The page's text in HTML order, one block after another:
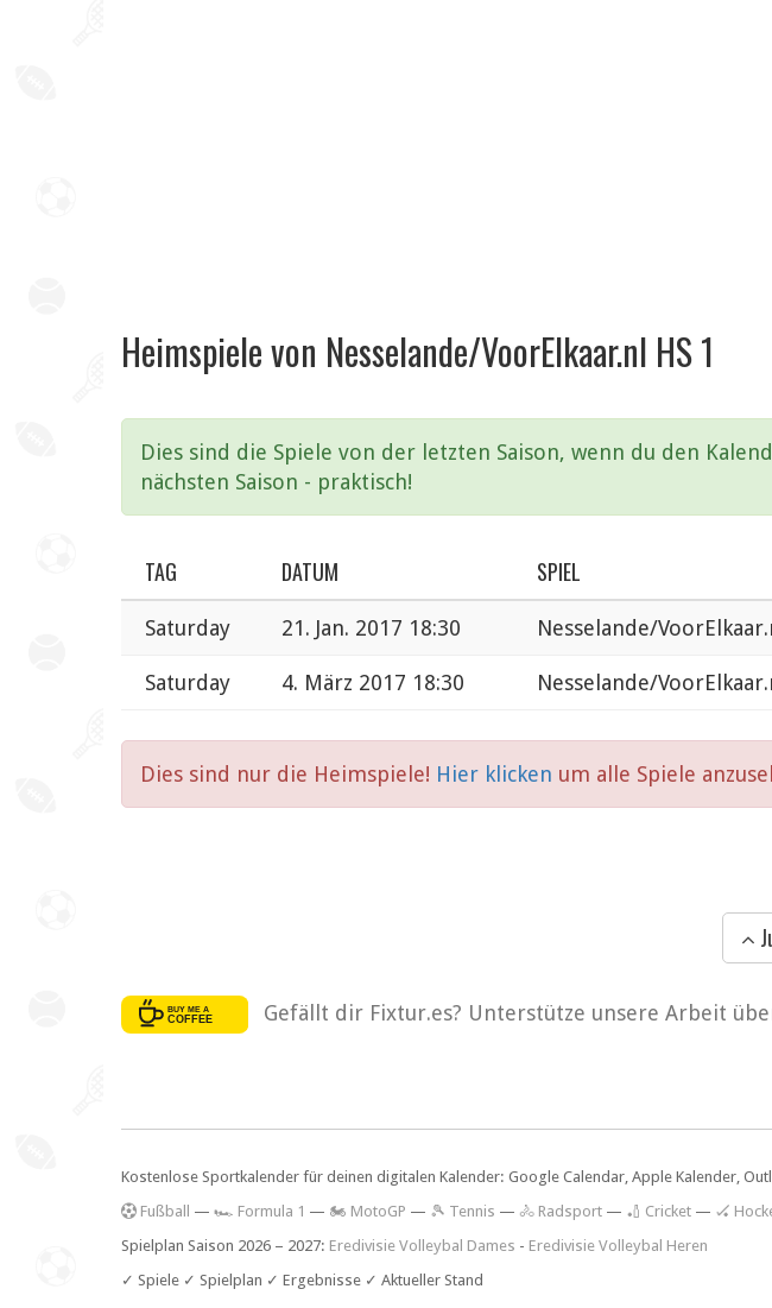
Heimspiele von Nesselande/VoorElkaar.nl HS 1
Dies sind die Spiele von der letzten Saison, wenn du den
nächsten Saison - praktisch!
TAG DATUM SPIEL
Saturday 21. Jan. 2017 18:30 Nesselande/
Saturday 4. März 2017 18:30 Nesselande/
Dies sind nur die Heimspiele! Hier klicken um alle Spiele
Gefällt dir Fixtur.es? Unterstütze unsere Arbeit
Kostenlose Sportkalender für deinen digitalen Kalender: Google Calendar, Apple Kalender,
Fußball — 🏎️ Formula 1 — 🏍 MotoGP — 🎾 Tennis — 🚴 Radsport — 🏏 Cricket — 🏑
Spielplan Saison 2026 – 2027: Eredivisie Volleybal Dames - Eredivisie Volleybal Heren
✓ Spiele ✓ Spielplan ✓ Ergebnisse ✓ Aktueller Stand